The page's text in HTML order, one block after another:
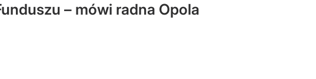
– mówi radna Opola